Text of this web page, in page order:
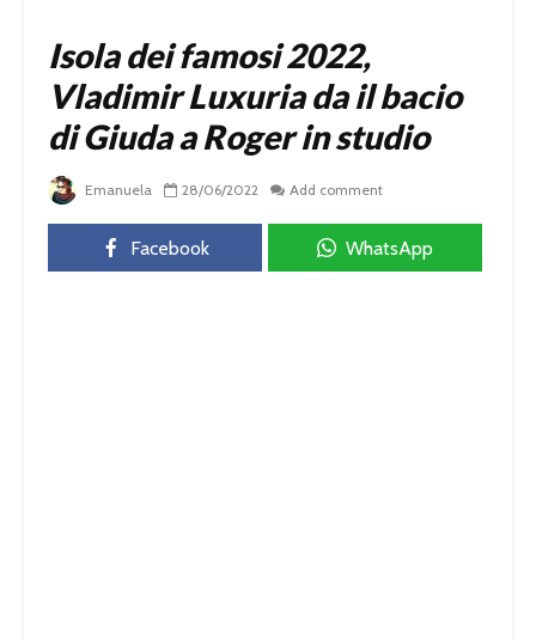
Isola dei famosi 2022,
Vladimir Luxuria da il bacio
di Giuda a Roger in studio
Emanuela 28/06/2022 Add comment
Facebook WhatsApp